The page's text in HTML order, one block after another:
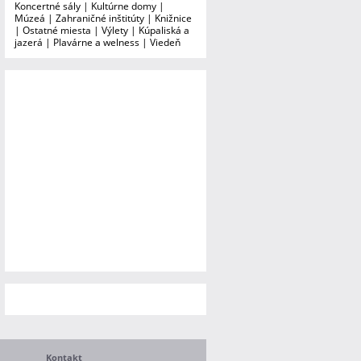
Koncertné sály | Kultúrne domy |
Múzeá | Zahraničné inštitúty | Knižnice
| Ostatné miesta | Výlety | Kúpaliská a
jazerá | Plavárne a welness | Viedeň
Kontakt